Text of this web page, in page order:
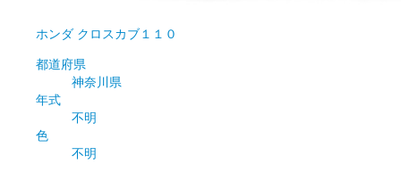
ホンダ クロスカブ１１０
都道府県
神奈川県
年式
不明
色
不明